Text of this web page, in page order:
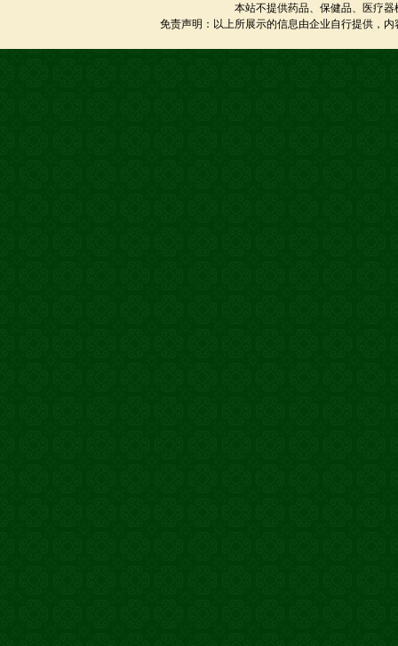
本站不提供药品、保健品、医疗
免责声明：以上所展示的信息由企业自行提供，